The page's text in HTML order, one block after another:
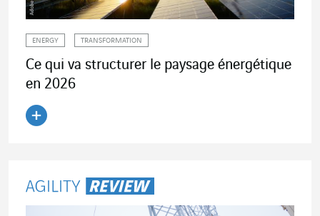
ENERGY TRANSFORMATION
Ce qui va structurer le paysage énergétique
en 2026